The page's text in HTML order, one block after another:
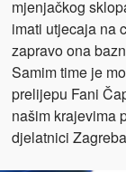
mjenjačkog
imati utjecaja na
zapravo ona
Samim time je
prelijepu Fani
našim krajevima
djelatnici